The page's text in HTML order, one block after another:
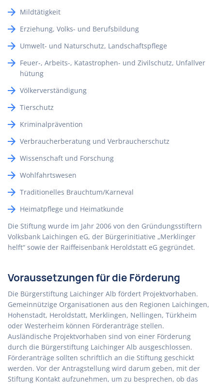
Mildtätigkeit
Erziehung, Volks- und Berufsbildung
Umwelt- und Naturschutz, Landschaftspflege
Feuer-, Arbeits-, Katastrophen- und Zivilschutz, Unfallver
hütung
Völkerverständigung
Tierschutz
Kriminalprävention
Verbraucherberatung und Verbraucherschutz
Wissenschaft und Forschung
Wohlfahrtswesen
Traditionelles Brauchtum/Karneval
Heimatpflege und Heimatkunde
Die Stiftung wurde im Jahr 2006 von den Gründungsstiftern
Volksbank Laichingen eG, der Bürgerinitiative „Merklinger
helft“ sowie der Raiffeisenbank Heroldstatt eG gegründet.
Voraussetzungen für die Förderung
Die Bürgerstiftung Laichinger Alb fördert Projektvorhaben.
Gemeinnützige Organisationen aus den Regionen Laichingen,
Hohenstadt, Heroldstatt, Merklingen, Nellingen, Türkheim
oder Westerheim können Förderanträge stellen.
Ausländische Projektvorhaben sind von einer Förderung
durch die Bürgerstiftung Laichinger Alb ausgeschlossen.
Förderanträge sollten schriftlich an die Stiftung geschickt
werden. Vor der Antragstellung wird darum geben, mit der
Stiftung Kontakt aufzunehmen, um zu besprechen, ob das